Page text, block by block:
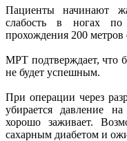
Пациенты начинают
слабость в ногах по
прохождения 200
МРТ подтверждает, что
не будет успешным.
При операции через
убирается давление
хорошо заживает.
сахарным диабетом и